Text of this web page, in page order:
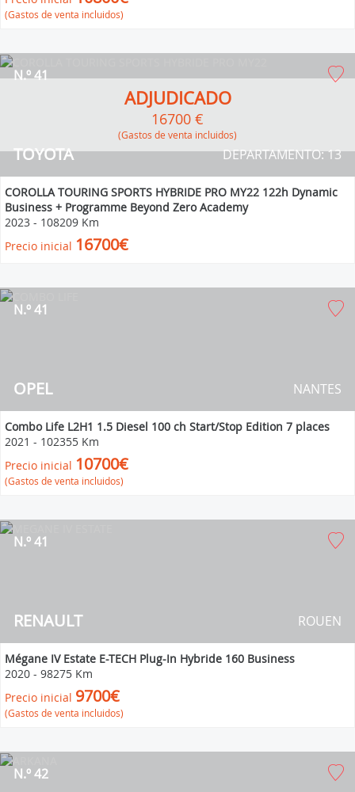
(Gastos de venta incluidos)
TOYOTA
N.º 41
DEPARTAMENTO: 13
ADJUDICADO
16700 €
(Gastos de venta incluidos)
COROLLA TOURING SPORTS HYBRIDE PRO MY22 122h Dynamic
Business + Programme Beyond Zero Academy
2023 - 108209 Km
Precio inicial 16700€
OPEL
N.º 41
NANTES
Combo Life L2H1 1.5 Diesel 100 ch Start/Stop Edition 7 places
2021 - 102355 Km
Precio inicial 10700€
(Gastos de venta incluidos)
RENAULT
N.º 41
ROUEN
Mégane IV Estate E-TECH Plug-In Hybride 160 Business
2020 - 98275 Km
Precio inicial 9700€
(Gastos de venta incluidos)
N.º 42